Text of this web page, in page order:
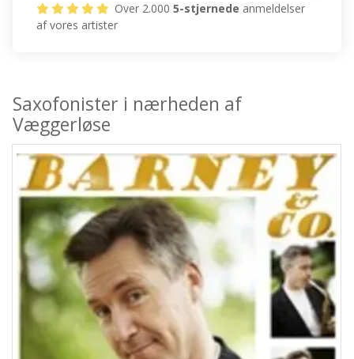
Over 2.0005-stjernede anmeldelser
af vores artister
Saxofonister i nærheden af
Væggerløse